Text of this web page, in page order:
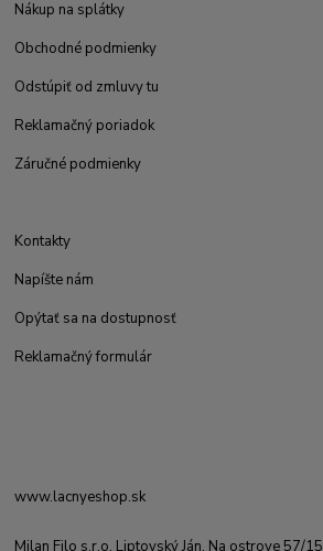
Nákup na splátky
Obchodné podmienky
Odstúpiť od zmluvy tu
Reklamačný poriadok
Záručné podmienky
Kontakty
Napíšte nám
Opýtať sa na dostupnosť
Reklamačný formulár
www.lacnyeshop.sk
Milan Filo s.r.o. Liptovský Ján, Na ostrove 57/15